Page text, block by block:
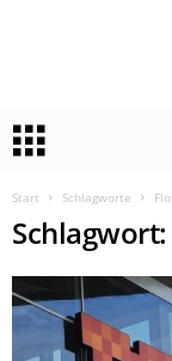
Start Schlagworte